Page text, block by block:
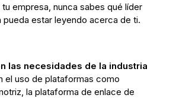
empresa, nunca sabes qué líder
pueda estar leyendo acerca de ti.
las necesidades de la industria
el uso de plataformas como
la plataforma de enlace de